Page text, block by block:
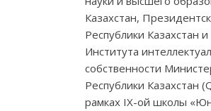
Казахстан,
Республики Казахстан
Института
собственности
Республики Казахстан
рамках IX-ой школы